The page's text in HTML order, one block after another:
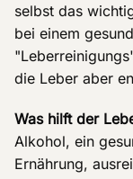
selbst das
bei einem
die Leber aber
Was hilft der
Alkohol, ein
Ernährung,